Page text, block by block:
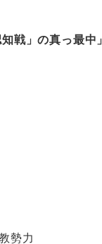
戦」の真っ最中」
勢力